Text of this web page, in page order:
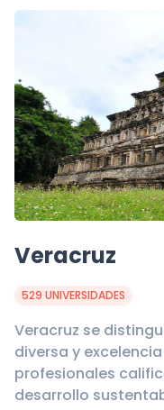
Veracruz
529 UNIVERSIDADES
Veracruz se
diversa y
profesionales
desarrollo